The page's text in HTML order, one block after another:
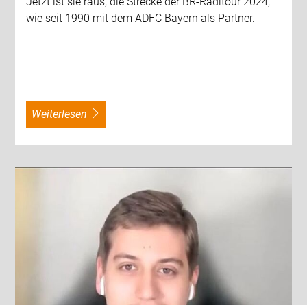
wie seit 1990 mit dem ADFC Bayern als Partner.
weiterlesen